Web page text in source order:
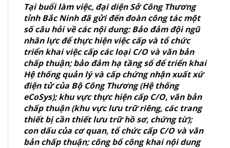
Tại buổi làm việc, đại diện Sở Công Thương
tỉnh Bắc Ninh đã gửi đến đoàn công tác một
số câu hỏi về các nội dung: Bảo đảm đội ngũ
nhân lực để thực hiện việc cấp và tổ chức
triển khai việc cấp các loại C/O và văn bản
chấp thuận; bảo đảm hạ tầng số để triển khai
Hệ thống quản lý và cấp chứng nhận xuất xứ
điện tử của Bộ Công Thương (Hệ thống
eCoSys); khu vực thực hiện cấp C/O, văn bản
chấp thuận (khu vực lưu trữ riêng, các trang
thiết bị cần thiết lưu trữ hồ sơ, chứng từ);
con dấu của cơ quan, tổ chức cấp C/O và văn
bản chấp thuận; công bố công khai nội dung